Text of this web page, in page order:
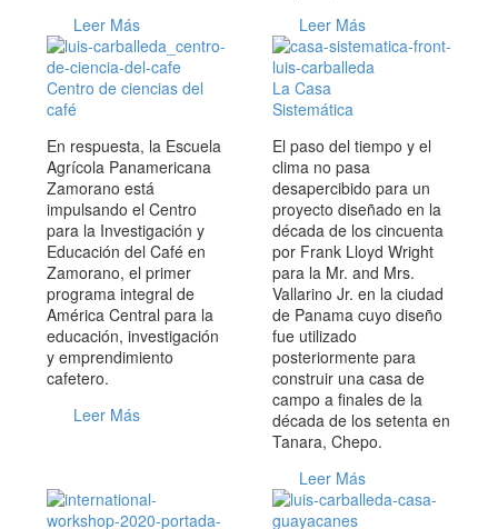
Leer Más
Leer Más
Centro de ciencias del
café
En respuesta, la Escuela
Agrícola Panamericana
Zamorano está
impulsando el Centro
para la Investigación y
Educación del Café en
Zamorano, el primer
programa integral de
América Central para la
educación, investigación
y emprendimiento
cafetero.
Leer Más
La Casa
Sistemática
El paso del tiempo y el
clima no pasa
desapercibido para un
proyecto diseñado en la
década de los cincuenta
por Frank Lloyd Wright
para la Mr. and Mrs.
Vallarino Jr. en la ciudad
de Panama cuyo diseño
fue utilizado
posteriormente para
construir una casa de
campo a finales de la
década de los setenta en
Tanara, Chepo.
Leer Más